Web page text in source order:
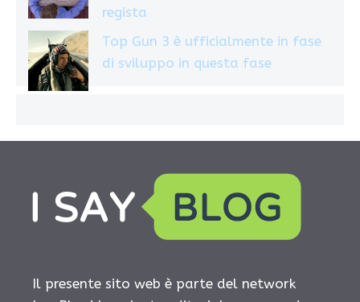
regista
Top Gun 3 è ufficialmente in fase
di sviluppo in questa fase
Il presente sito web è parte del network